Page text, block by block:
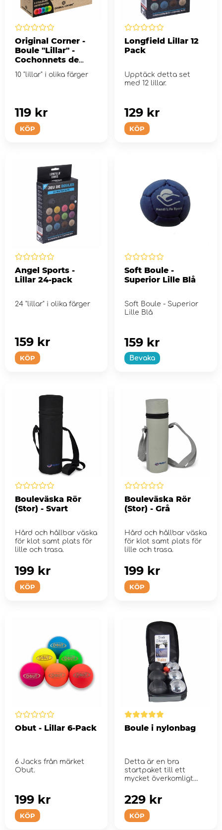
Original Corner -
Boule "Lillar" -
Cochonnets de
Pétanque - 10-pack
10 "lillar" i olika färger
KÖP
119 kr
Longfield Lillar 12
Pack
Upptäck detta set
med 12 lillar.
KÖP
129 kr
Angel Sports -
Lillar 24-pack
24 "lillar" i olika färger
KÖP
159 kr
Soft Boule -
Superior Lille Blå
Soft Boule - Superior
Lille Blå
Bevaka
159 kr
Bouleväska Rör
(Stor) - Svart
Hård och hållbar väska
för klot samt plats för
lille och trasa.
KÖP
199 kr
Bouleväska Rör
(Stor) - Grå
Hård och hållbar väska
för klot samt plats för
lille och trasa.
KÖP
199 kr
Obut - Lillar 6-Pack
6 Jacks från märket
Obut.
KÖP
199 kr
Boule i nylonbag
Detta är en bra
startpaket till ett
mycket överkomligt
KÖP
229 kr